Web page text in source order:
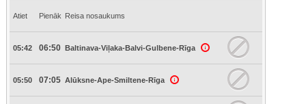
Atiet Pienāk Reisa nosaukums
05:42 06:50 Baltinava-Viļaka-Balvi-Gulbene-Rīga
05:50 07:05 Alūksne-Ape-Smiltene-Rīga